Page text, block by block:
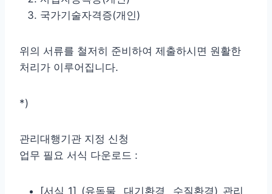
국가기술자격증(개인)
위의 서류를 철저히 준비하여 제출하시면 원활한
처리가 이루어집니다.
*)
관리대행기관 지정 신청
업무 필요 서식 다운로드 :
[서식_1]_(유독물¸_대기환경¸_수질환경)_관리